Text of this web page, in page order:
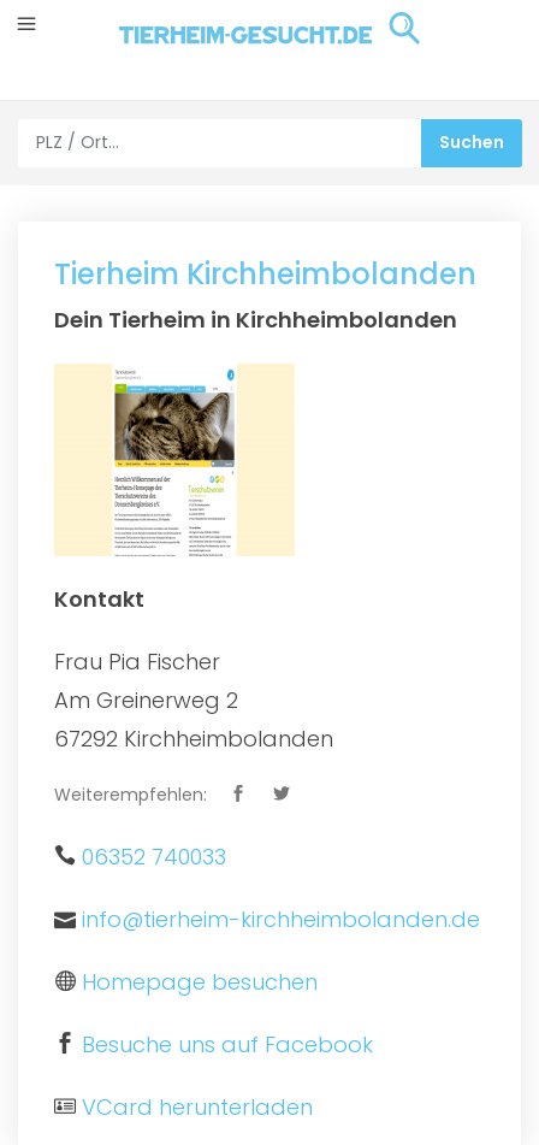
Tierheim Kirchheimbolanden
Dein Tierheim in Kirchheimbolanden
Kontakt
Frau Pia Fischer
Am Greinerweg 2
67292 Kirchheimbolanden
Weiterempfehlen:
06352 740033
info@tierheim-kirchheimbolanden.de
Homepage besuchen
Besuche uns auf Facebook
VCard herunterladen